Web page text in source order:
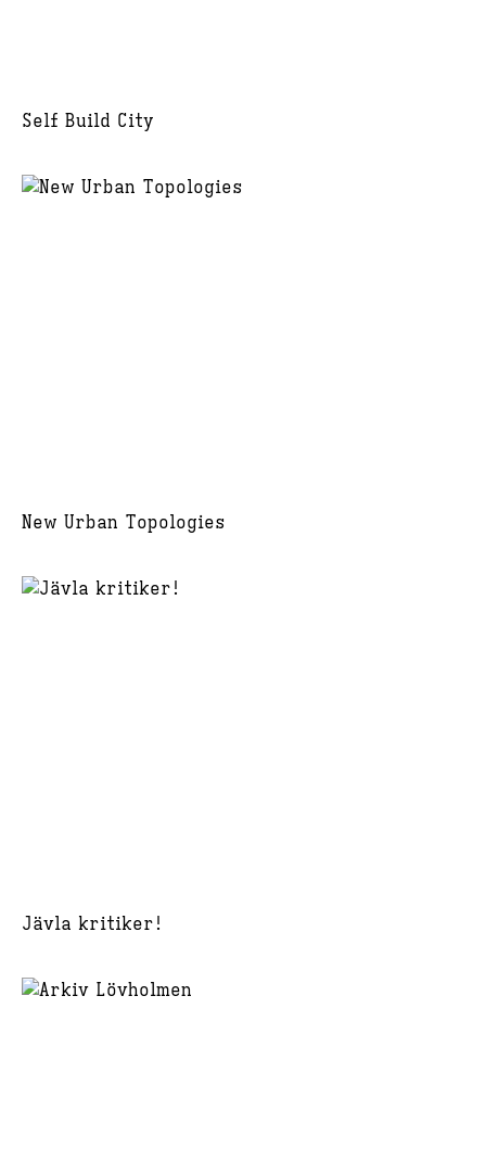
Self Build City
New Urban Topologies
Jävla kritiker!